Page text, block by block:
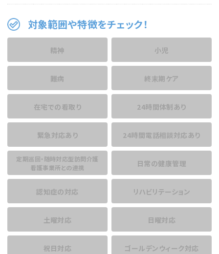
対象範囲や特徴をチェック！
精神 小児
難病 終末期ケア
在宅での看取り 24時間体制あり
緊急対応あり 24時間電話相談対応あり
定期巡回・随時対応型訪問介護
看護事業所との連携
日常の健康管理
認知症の対応 リハビリテーション
土曜対応 日曜対応
祝日対応 ゴールデンウィーク対応